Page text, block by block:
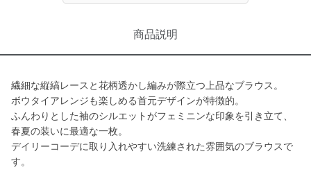
商品説明
繊細な縦縞レースと花柄透かし編みが際立つ上品なブラウス。
ボウタイアレンジも楽しめる首元デザインが特徴的。
ふんわりとした袖のシルエットがフェミニンな印象を引き立て、
春夏の装いに最適な一枚。
デイリーコーデに取り入れやすい洗練された雰囲気のブラウスで
す。